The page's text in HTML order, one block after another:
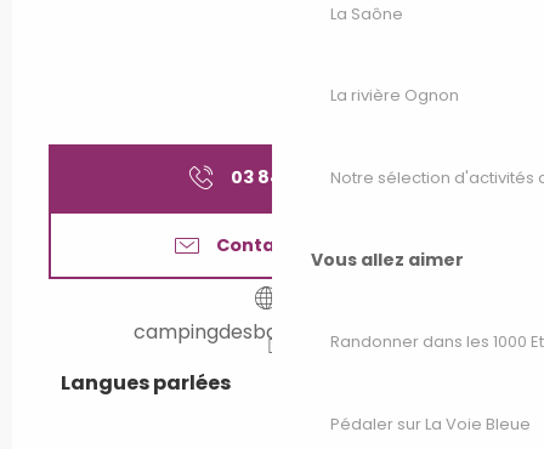
La Saône
La rivière Ognon
Notre sélection d'activités
Vous allez aimer
Randonner dans les 1000
Pédaler sur La Voie Bleue
03 84 23 11▒▒
Contactez-nous
campingdesballastieres.com
Langues parlées
Langues parlées